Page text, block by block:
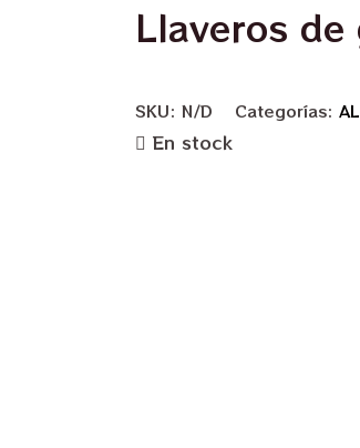
Llaveros
SKU: N/D Categorías:
En stock